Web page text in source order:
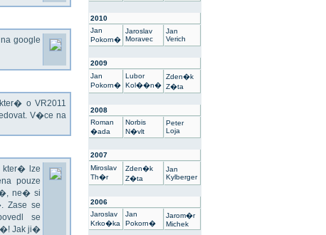
google
o VR2011
V�ce na
lze
pouze
ne� si
Zase se
se
Jak ji�
2010
Jan
Pokorn�
Jaroslav
Moravec
Jan
Verich
2009
Jan
Pokorn�
Lubor
Kol��n�
Zden�k
Z�ta
2008
Roman
�ada
Norbis
N�vlt
Peter
Loja
2007
Miroslav
Th�r
Zden�k
Z�ta
Jan
Kylberger
2006
Jaroslav
Krko�ka
Jan
Pokorn�
Jarom�r
Michek